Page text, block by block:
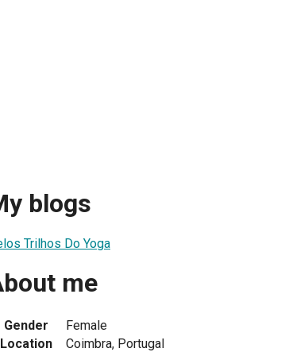
blogs
Trilhos Do Yoga
me
Gender
Female
Location
Coimbra, Portugal